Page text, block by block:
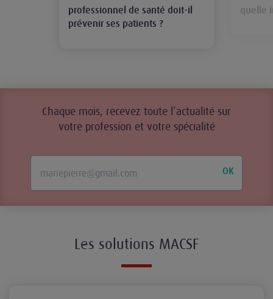
professionnel de santé doit-il
prévenir ses patients ?
quelle
Chaque mois, recevez toute l’actualité sur
votre profession et votre spécialité
OK
Les solutions MACSF